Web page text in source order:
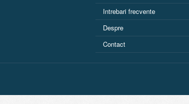
Intrebari frecvente
Despre
Contact